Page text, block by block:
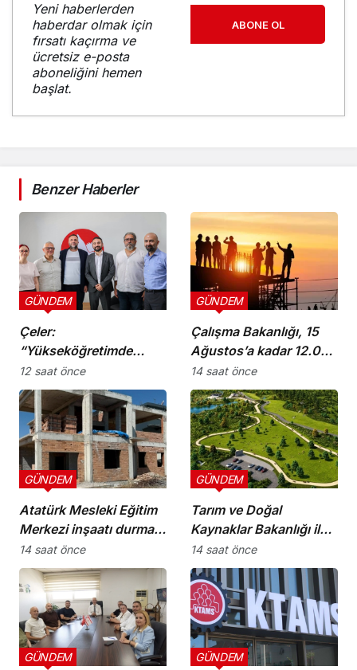
Yeni haberlerden
haberdar olmak için
fırsatı kaçırma ve
ücretsiz e-posta
aboneliğini hemen
başlat.
ABONE OL
Benzer Haberler
Çeler:
“Yükseköğretimde
günü kurtaran değil,
geleceği planlayan
politikalara ihtiyaç var”
GÜNDEM
12 saat önce
Çalışma Bakanlığı, 15
Ağustos’a kadar 12.00-
16.00 saatleri arasında
güneş altında çalışmayı
yasakladı
GÜNDEM
14 saat önce
Atatürk Mesleki Eğitim
Merkezi inşaatı durma
noktasında!
GÜNDEM
14 saat önce
Tarım ve Doğal
Kaynaklar Bakanlığı ile
İnşaat Mühendisleri
Odası arasında iş birliği
protokolü imzalandı
GÜNDEM
14 saat önce
GÜNDEM GÜNDEM